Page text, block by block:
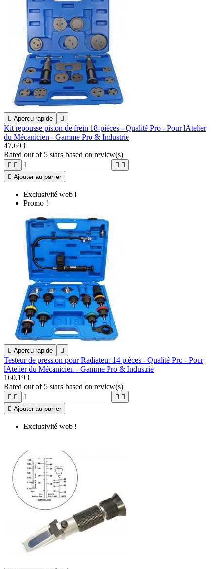
 Aperçu rapide 
Kit repousse piston de frein 18-pièces - Qualité Pro - Pour lAtelier
du Mécanicien - Gamme Pro & Industrie
47,69 €
Rated out of 5 stars based on review(s)
   
 Ajouter au panier
Exclusivité web !
Promo !
 Aperçu rapide 
Testeur de pression pour Radiateur 14 pièces - Qualité Pro - Pour
lAtelier du Mécanicien - Gamme Pro & Industrie
160,19 €
Rated out of 5 stars based on review(s)
   
 Ajouter au panier
Exclusivité web !